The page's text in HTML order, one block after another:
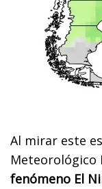
Al mirar este
Meteorológico
fenómeno El